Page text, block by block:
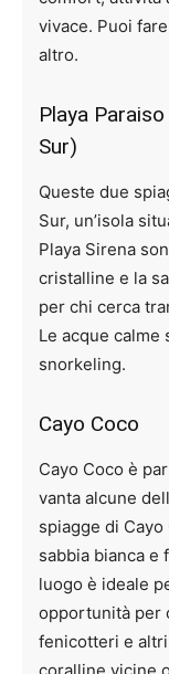
vivace. Puoi
altro.
Playa
Sur)
Queste due
Sur, un’isola
Playa Sirena
cristalline e la
per chi cerca
Le acque calme
snorkeling.
Cayo Coco
Cayo Coco è
vanta alcune
spiagge di
sabbia bianca e
luogo è ideale
opportunità per
fenicotteri e